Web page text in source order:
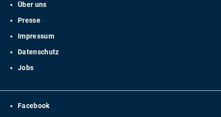
Über uns
Presse
Impressum
Datenschutz
Jobs
Facebook